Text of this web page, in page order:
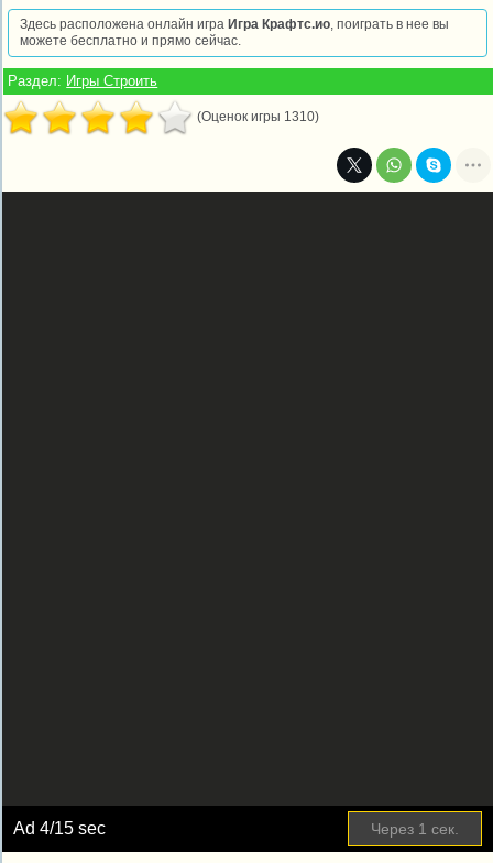
Здесь расположена онлайн игра Игра Крафтс.ио, поиграть в нее вы
можете бесплатно и прямо сейчас.
Раздел: Игры Строить
(Оценок игры 1310)
Ad4/15 sec Через 1 сек.